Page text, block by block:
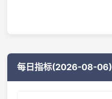
每日指标(2026-08-06)